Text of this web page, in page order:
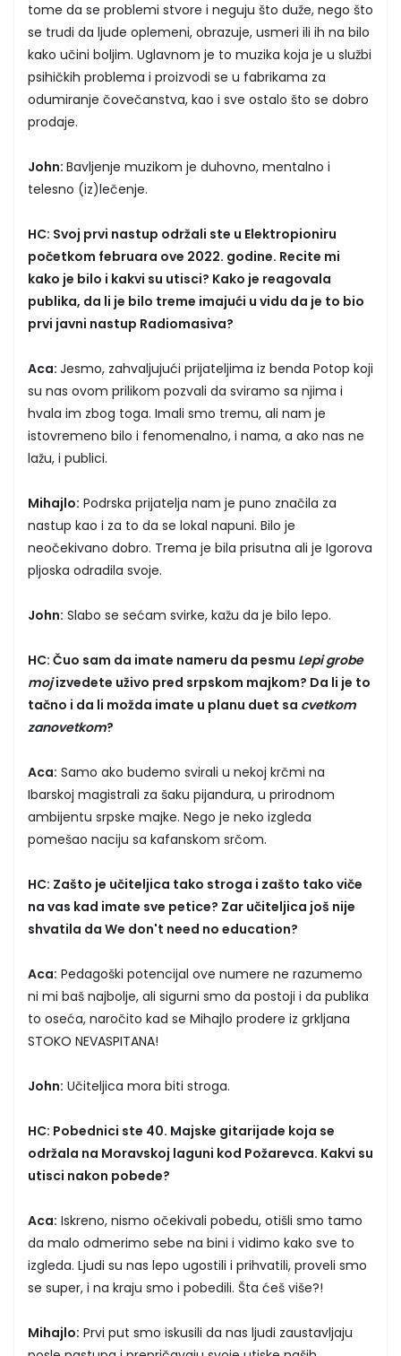
tome da se problemi stvore i neguju što duže, nego što
se trudi da ljude oplemeni, obrazuje, usmeri ili ih na bilo
kako učini boljim. Uglavnom je to muzika koja je u službi
psihičkih problema i proizvodi se u fabrikama za
odumiranje čovečanstva, kao i sve ostalo što se dobro
prodaje.
John: Bavljenje muzikom je duhovno, mentalno i
telesno (iz)lečenje.
HC: Svoj prvi nastup održali ste u Elektropioniru
početkom februara ove 2022. godine. Recite mi
kako je bilo i kakvi su utisci? Kako je reagovala
publika, da li je bilo treme imajući u vidu da je to bio
prvi javni nastup Radiomasiva?
Aca: Jesmo, zahvaljujući prijateljima iz benda Potop koji
su nas ovom prilikom pozvali da sviramo sa njima i
hvala im zbog toga. Imali smo tremu, ali nam je
istovremeno bilo i fenomenalno, i nama, a ako nas ne
lažu, i publici.
Mihajlo: Podrska prijatelja nam je puno značila za
nastup kao i za to da se lokal napuni. Bilo je
neočekivano dobro. Trema je bila prisutna ali je Igorova
pljoska odradila svoje.
John: Slabo se sećam svirke, kažu da je bilo lepo.
HC: Čuo sam da imate nameru da pesmu Lepi grobe
mojizvedete uživo pred srpskom majkom? Da li je to
tačno i da li možda imate u planu duet sa cvetkom
zanovetkom?
Aca: Samo ako budemo svirali u nekoj krčmi na
Ibarskoj magistrali za šaku pijandura, u prirodnom
ambijentu srpske majke. Nego je neko izgleda
pomešao naciju sa kafanskom srčom.
HC: Zašto je učiteljica tako stroga i zašto tako viče
na vas kad imate sve petice? Zar učiteljica još nije
shvatila da We don't need no education?
Aca: Pedagoški potencijal ove numere ne razumemo
ni mi baš najbolje, ali sigurni smo da postoji i da publika
to oseća, naročito kad se Mihajlo prodere iz grkljana
STOKO NEVASPITANA!
John: Učiteljica mora biti stroga.
HC: Pobednici ste 40. Majske gitarijade koja se
održala na Moravskoj laguni kod Požarevca. Kakvi su
utisci nakon pobede?
Aca: Iskreno, nismo očekivali pobedu, otišli smo tamo
da malo odmerimo sebe na bini i vidimo kako sve to
izgleda. Ljudi su nas lepo ugostili i prihvatili, proveli smo
se super, i na kraju smo i pobedili. Šta ćeš više?!
Mihajlo: Prvi put smo iskusili da nas ljudi zaustavljaju